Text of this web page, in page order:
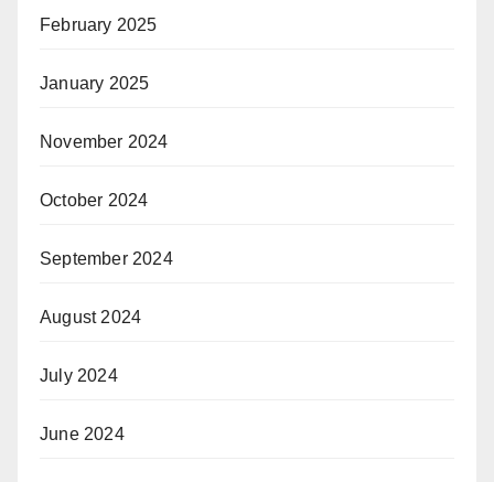
February 2025
January 2025
November 2024
October 2024
September 2024
August 2024
July 2024
June 2024